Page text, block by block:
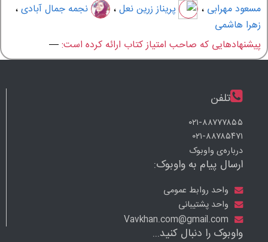
مسعود مهرابی ، پریناز زرین نعل، نجمه جمال آبادی،
زهرا هاشمی
پیشنهادهایی که صاحب امتیاز کتاب ارائه کرده است:—
تلفن
۰۲۱-۸۸۷۷۷۸۵۵
۰۲۱-۸۸۷۸۵۴۷۱
درباره‌ی واوبوک
ارسال پیام به واوبوک:
واحد روابط عمومی
واحد پشتیبانی
واوبوک را دنبال کنید...